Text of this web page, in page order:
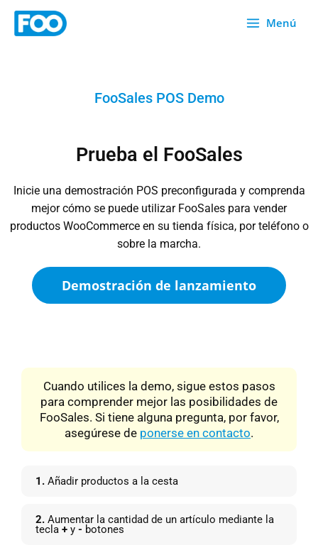
Menú
FooSales POS Demo
Prueba el FooSales
Inicie una demostración POS preconfigurada y comprenda
mejor cómo se puede utilizar FooSales para vender
productos WooCommerce en su tienda física, por teléfono o
sobre la marcha.
Demostración de lanzamiento
Cuando utilices la demo, sigue estos pasos
para comprender mejor las posibilidades de
FooSales. Si tiene alguna pregunta, por favor,
asegúrese de ponerse en contacto.
1. Añadir productos a la cesta
2. Aumentar la cantidad de un artículo mediante la
tecla + y - botones